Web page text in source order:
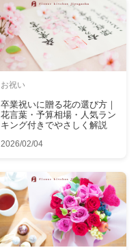
お祝い
卒業祝いに贈る花の選び方｜
花言葉・予算相場・人気ラン
キング付きでやさしく解説
2026/02/04